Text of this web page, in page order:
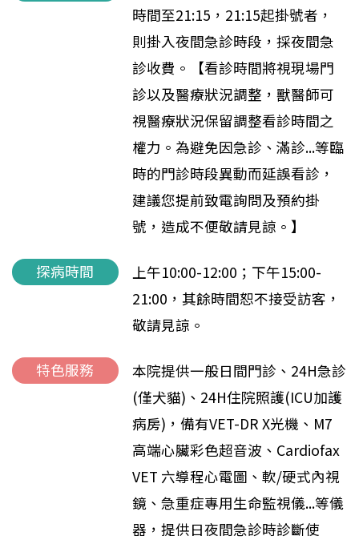
時間至21:15，21:15起掛號者，
則掛入夜間急診時段，採夜間急
診收費。【看診時間將視現場門
診以及醫療狀況調整，獸醫師可
視醫療狀況保留調整看診時間之
權力。為避免因急診、滿診...等臨
時的門診時段異動而延誤看診，
建議您提前致電詢問及預約掛
號，造成不便敬請見諒。】
探病時間
上午10:00-12:00；下午15:00-
21:00，其餘時間恕不接受訪客，
敬請見諒。
特色服務
本院提供一般日間門診、24H急診
(僅犬貓)、24H住院照護(ICU加護
病房)，備有VET-DR X光機、M7
高端心臟彩色超音波、Cardiofax
VET 六導程心電圖、軟/硬式內視
鏡、急重症專用生命監視儀...等儀
器，提供日夜間急診時診斷使